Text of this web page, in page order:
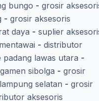
bungo - grosir
- grosir aksesoris
daya - suplier
- distributor
lawas utara -
sibolga - grosir
selatan - grosir
aksesoris